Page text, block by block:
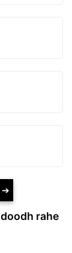
➔
doodh rahe